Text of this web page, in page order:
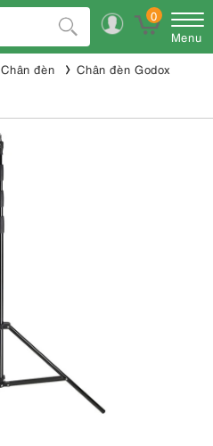
0
Menu
Chân đèn Chân đèn Godox